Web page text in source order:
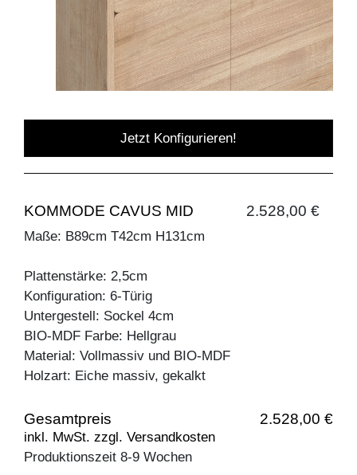
Jetzt Konfigurieren!
KOMMODE CAVUS MID 2.528,00 €
Maße: B89cm T42cm H131cm
Plattenstärke: 2,5cm
Konfiguration: 6-Türig
Untergestell: Sockel 4cm
BIO-MDF Farbe: Hellgrau
Material: Vollmassiv und BIO-MDF
Holzart: Eiche massiv, gekalkt
Gesamtpreis 2.528,00 €
inkl. MwSt. zzgl. Versandkosten
Produktionszeit 8-9 Wochen